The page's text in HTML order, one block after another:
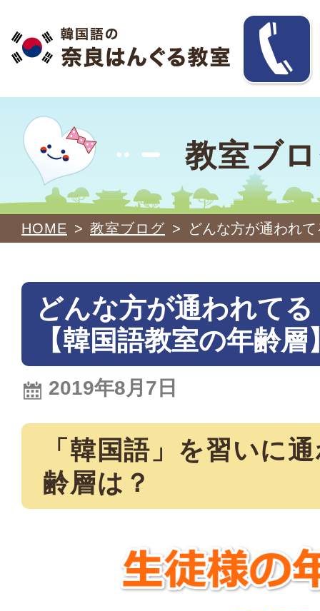
教室ブ
HOME > 教室ブログ >
どんな方が通われて
【韓国語教室の年齢層
2019年8月7日
「韓国語」を習いに
齢層は？